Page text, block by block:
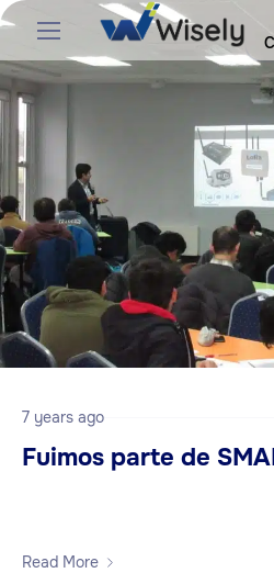
7 years ago
Fuimos parte de
Read More